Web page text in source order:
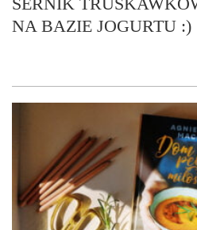
NA BAZIE JOGURTU :)